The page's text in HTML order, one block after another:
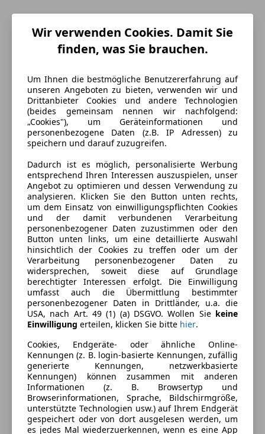
Energieverbrauch
Kraftstoff
Benzin
CO₂-Emissionen
153 g/km (komb.)
Ausstattung
Komfort
Armlehne
Beheizbare Frontscheibe
Beheizbares Lenkrad
Einparkhilfe
Einparkhilfe Rückfahrkamera
Elektrische Seitenspiegel
Klimaanlage
Lederlenkrad
Multifunktionslenkrad
Regensensor
Start/Stop-Automatik
Tempomat
Unterhaltung/Media
Mehr anzeigen
Farbe und Innenausstattung
Außenfarbe
Schwarz
Farbe laut Hersteller
Schwarz-Metallic
Lackierung
Metallic
Farbe der
Innenausstattung
Grau
Fahrzeugbeschreibung
Finanzierungs- und Versicherungs-A K T I O N ! ! !
Wir verwenden Cookies. Damit Sie
finden, was Sie brauchen.
Um Ihnen die bestmögliche Benutzererfahrung auf
unseren Angeboten zu bieten, verwenden wir und
Drittanbieter Cookies und andere Technologien
(beides gemeinsam nennen wir nachfolgend:
„Cookies"), um Geräteinformationen und
personenbezogene Daten (z.B. IP Adressen) zu
speichern und darauf zuzugreifen.
Dadurch ist es möglich, personalisierte Werbung
entsprechend Ihren Interessen auszuspielen, unser
Angebot zu optimieren und dessen Verwendung zu
analysieren. Klicken Sie den Button unten rechts,
um dem Einsatz von einwilligungspflichten Cookies
und der damit verbundenen Verarbeitung
personenbezogener Daten zuzustimmen oder den
Button unten links, um eine detaillierte Auswahl
hinsichtlich der Cookies zu treffen oder um der
Verarbeitung personenbezogener Daten zu
widersprechen, soweit diese auf Grundlage
berechtigter Interessen erfolgt. Die Einwilligung
umfasst auch die Übermittlung bestimmter
personenbezogener Daten in Drittländer, u.a. die
USA, nach Art. 49 (1) (a) DSGVO. Wollen Sie keine
Einwilligung erteilen, klicken Sie bitte hier.
Cookies, Endgeräte- oder ähnliche Online-
Kennungen (z. B. login-basierte Kennungen, zufällig
generierte Kennungen, netzwerkbasierte
Kennungen) können zusammen mit anderen
Informationen (z. B. Browsertyp und
Browserinformationen, Sprache, Bildschirmgröße,
unterstützte Technologien usw.) auf Ihrem Endgerät
gespeichert oder von dort ausgelesen werden, um
es jedes Mal wiederzuerkennen, wenn es eine App